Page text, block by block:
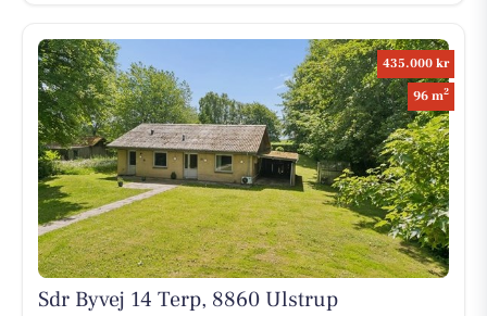
435.000 kr
96 m2
Sdr Byvej 14 Terp, 8860 Ulstrup